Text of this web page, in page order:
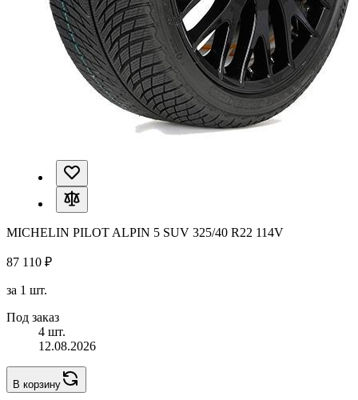
MICHELIN PILOT ALPIN 5 SUV 325/40 R22 114V
87 110 ₽
за 1 шт.
Под заказ
4 шт.
12.08.2026
В корзину